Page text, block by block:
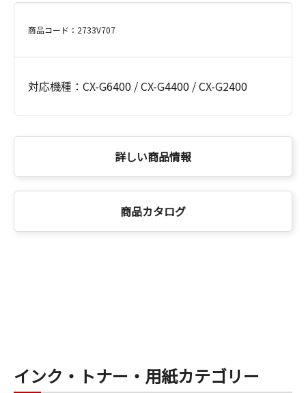
商品コード：2733V707
対応機種：CX-G6400 / CX-G4400 / CX-G2400
詳しい商品情報
商品カタログ
インク・トナー・用紙カテゴリー